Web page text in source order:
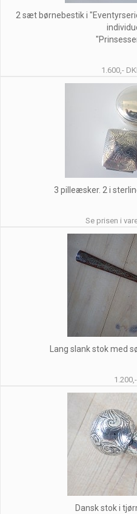
2 sæt børnebestik i
1.600,-
3 pilleæsker. 2 i
Se prisen i
Lang slank stok med
Dansk stok i